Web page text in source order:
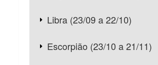
Libra (23/09 a 22/10)
Escorpião (23/10 a 21/11)